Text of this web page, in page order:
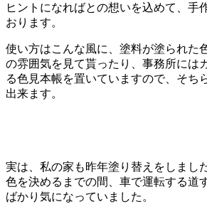
ヒントになればとの想いを込めて、手
おります。
使い方はこんな風に、塗料が塗られた
の雰囲気を見て貰ったり、事務所には
る色見本帳を置いていますので、そち
出来ます。
実は、私の家も昨年塗り替えをしました
色を決めるまでの間、車で運転する道
ばかり気になっていました。